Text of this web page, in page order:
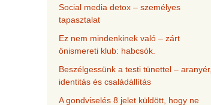
Social media detox – személyes
tapasztalat
Ez nem mindenkinek való – zárt
önismereti klub: habcsók.
Beszélgessünk a testi tünettel – aranyér,
identitás és családállítás
A gondviselés 8 jelet küldött, hogy ne